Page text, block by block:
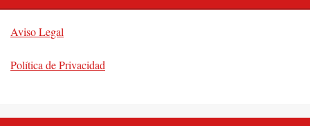
Aviso Legal
Política de Privacidad